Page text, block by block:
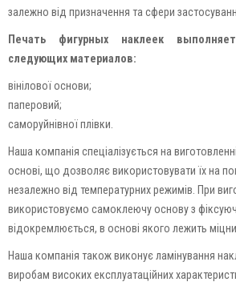
залежно від призначення та сфери
Печать фигурных наклеек
следующих материалов:
вінілової основи;
паперовий;
саморуйнівної плівки.
Наша компанія спеціалізується на
основі, що дозволяє використовувати їх на
незалежно від температурних режимів. При
використовуємо самоклеючу основу з
відокремлюється, в основі якого лежить
Наша компанія також виконує ламінування
виробам високих експлуатаційних